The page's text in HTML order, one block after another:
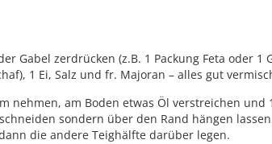
Gabel zerdrücken (z.B. 1 Packung Feta oder 1
1 Ei, Salz und fr. Majoran – alles gut
nehmen, am Boden etwas Öl verstreichen
sondern über den Rand hängen
die andere Teighälfte darüber legen.